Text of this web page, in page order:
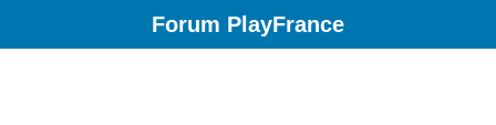
Forum PlayFrance